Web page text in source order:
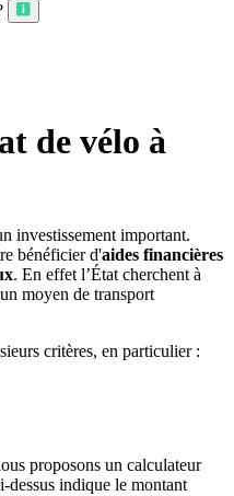
de vélo à
investissement important.
bénéficier d'aides financières
. En effet l’État cherchent à
moyen de transport
critères, en particulier :
proposons un calculateur
dessus indique le montant